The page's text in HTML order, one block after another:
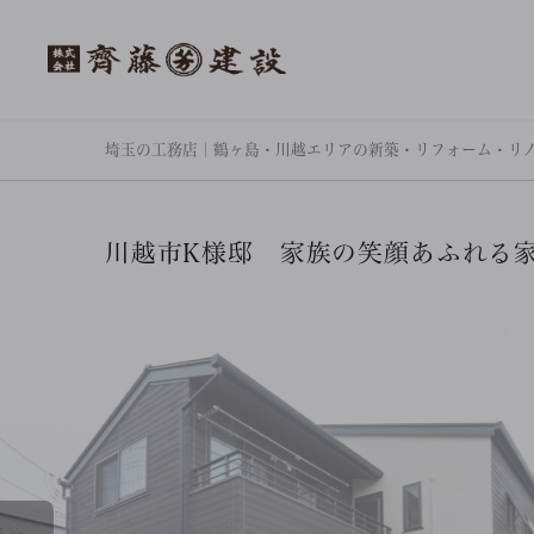
埼玉の工務店｜鶴ヶ島・川越エリアの新築・リフォーム・リ
川越市K様邸 家族の笑顔あふれる